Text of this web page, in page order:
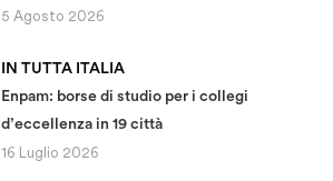
5 Agosto 2026
IN TUTTA ITALIA
Enpam: borse di studio per i collegi
d’eccellenza in 19 città
16 Luglio 2026